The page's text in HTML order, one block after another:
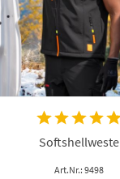
Softshellweste
Art.Nr.: 9498